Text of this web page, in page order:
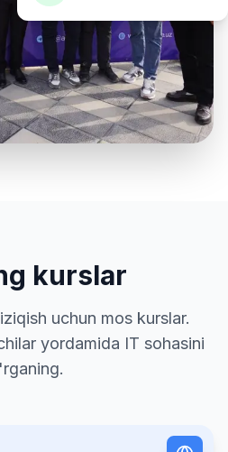
kurslar
uchun mos kurslar.
yordamida IT sohasini